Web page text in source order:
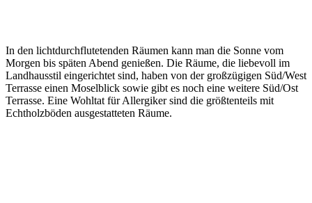
In den lichtdurchflutetenden Räumen kann man die Sonne vom
Morgen bis späten Abend genießen. Die Räume, die liebevoll im
Landhausstil eingerichtet sind, haben von der großzügigen Süd/West
Terrasse einen Moselblick sowie gibt es noch eine weitere Süd/Ost
Terrasse. Eine Wohltat für Allergiker sind die größtenteils mit
Echtholzböden ausgestatteten Räume.